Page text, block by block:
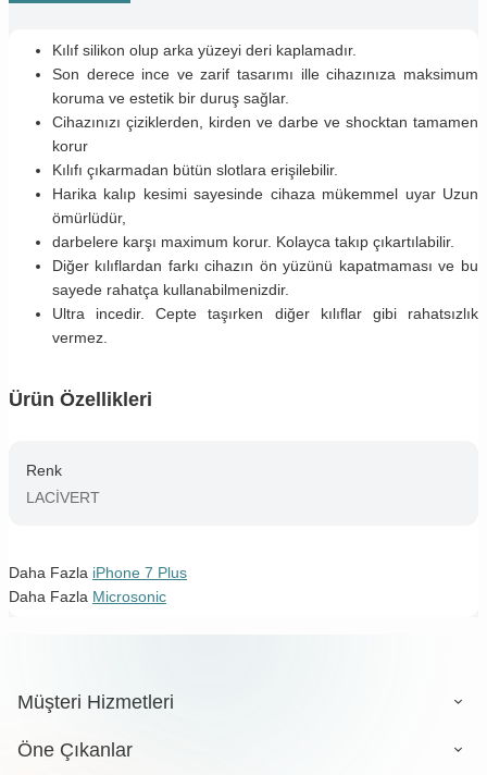
Kılıf silikon olup arka yüzeyi deri kaplamadır.
Son derece ince ve zarif tasarımı ille cihazınıza maksimum
koruma ve estetik bir duruş sağlar.
Cihazınızı çiziklerden, kirden ve darbe ve shocktan tamamen
korur
Kılıfı çıkarmadan bütün slotlara erişilebilir.
Harika kalıp kesimi sayesinde cihaza mükemmel uyar Uzun
ömürlüdür,
darbelere karşı maximum korur. Kolayca takıp çıkartılabilir.
Diğer kılıflardan farkı cihazın ön yüzünü kapatmaması ve bu
sayede rahatça kullanabilmenizdir.
Ultra incedir. Cepte taşırken diğer kılıflar gibi rahatsızlık
vermez.
Ürün Özellikleri
Renk
LACİVERT
Daha Fazla iPhone 7 Plus
Daha Fazla Microsonic
Müşteri Hizmetleri
Öne Çıkanlar